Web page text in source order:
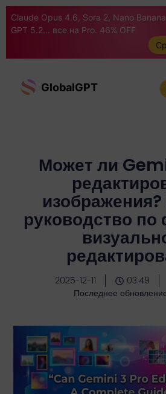
Claude Opus 4.6, Sora 2, Nano
GPT 5.2... все на Pro. 46% OFF
GlobalGPT
Может ли
руководство
2025-12-11 03:49
Последнее